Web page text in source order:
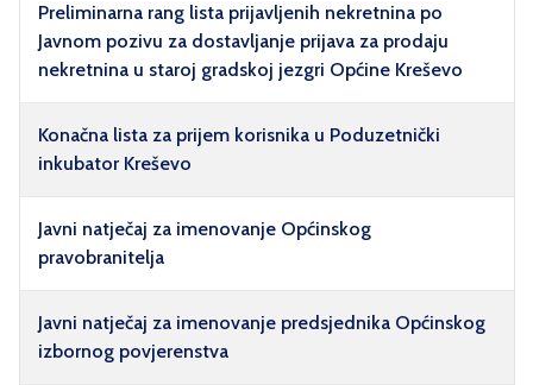
Preliminarna rang lista prijavljenih nekretnina po
Javnom pozivu za dostavljanje prijava za prodaju
nekretnina u staroj gradskoj jezgri Općine Kreševo
Konačna lista za prijem korisnika u Poduzetnički
inkubator Kreševo
Javni natječaj za imenovanje Općinskog
pravobranitelja
Javni natječaj za imenovanje predsjednika Općinskog
izbornog povjerenstva